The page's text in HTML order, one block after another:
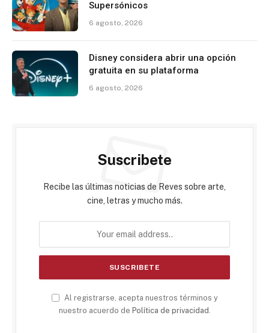
Supersónicos
6 agosto, 2026
Disney considera abrir una opción
gratuita en su plataforma
6 agosto, 2026
Suscribete
Recibe las últimas noticias de Reves sobre arte,
cine, letras y mucho más.
Al registrarse, acepta nuestros términos y
nuestro acuerdo de Política de privacidad